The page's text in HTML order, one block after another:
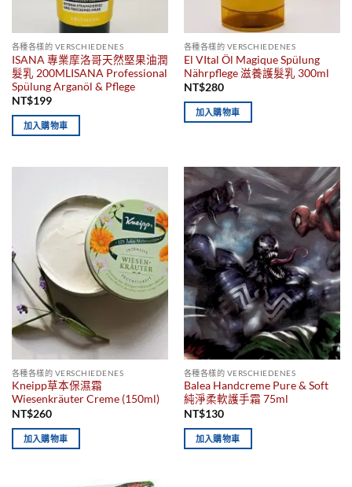
各種各樣的 VERSCHIEDENES
ISANA 專業摩洛哥天然堅果油潤
髮乳 200MLISANA Professional
Spülung Arganöl & Pflege
NT$199
加入購物車
各種各樣的 VERSCHIEDENES
El VItal Öl Magique Spülung
Nährpflege 滋養護髮乳 300ml
NT$280
加入購物車
各種各樣的 VERSCHIEDENES
Kneipp草本保濕霜
Wiesenkräuter Creme (150ml)
NT$260
加入購物車
各種各樣的 VERSCHIEDENES
Balea Handcreme Pure & Soft
純淨柔軟護手霜 75ml
NT$130
加入購物車